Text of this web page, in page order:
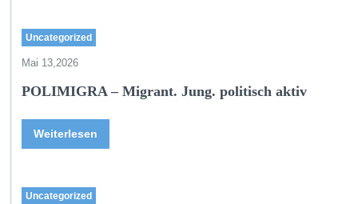
Uncategorized
Mai 13,2026
POLIMIGRA – Migrant. Jung. politisch aktiv
Weiterlesen
Uncategorized